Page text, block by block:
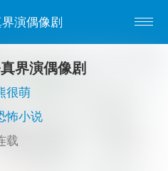
演偶像剧
界演偶像剧
很萌
怖小说
载